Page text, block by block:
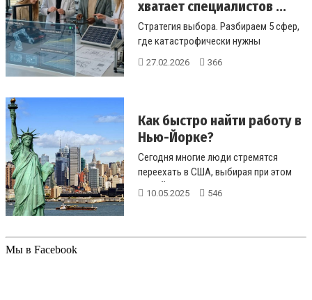
хватает специалистов ...
Стратегия выбора. Разбираем 5 сфер,
где катастрофически нужны
специалисты, и как получить
27.02.2026 366
Как быстро найти работу в
Нью-Йорке?
Сегодня многие люди стремятся
переехать в США, выбирая при этом
Нью-Йорк....
10.05.2025 546
Мы в Facebook